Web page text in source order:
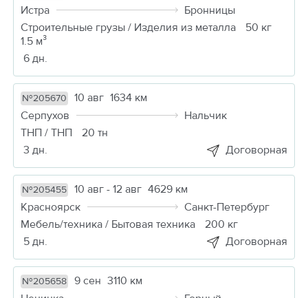
Истра
Бронницы
Строительные грузы / Изделия из металла
50 кг
1.5 м³
6 дн.
№205670 10 авг 1634 км
Серпухов
Нальчик
ТНП / ТНП
20 тн
3 дн.
Договорная
№205455 10 авг - 12 авг 4629 км
Красноярск
Санкт-Петербург
Мебель/техника / Бытовая техника
200 кг
5 дн.
Договорная
№205658 9 сен 3110 км